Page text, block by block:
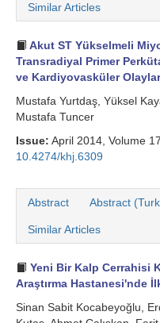
Similar Articles
Akut ST Yükselmeli
Transradiyal Primer
ve Kardiyovasküler
Mustafa Yurtdaş, Yüksel
Mustafa Tuncer
Issue: April 2014, Volume
10.4274/khj.6309
Abstract Abstract
Similar Articles
Yeni Bir Kalp Cerrahisi
Araştırma Hastanesi'nde
Sinan Sabit Kocabeyoğlu,